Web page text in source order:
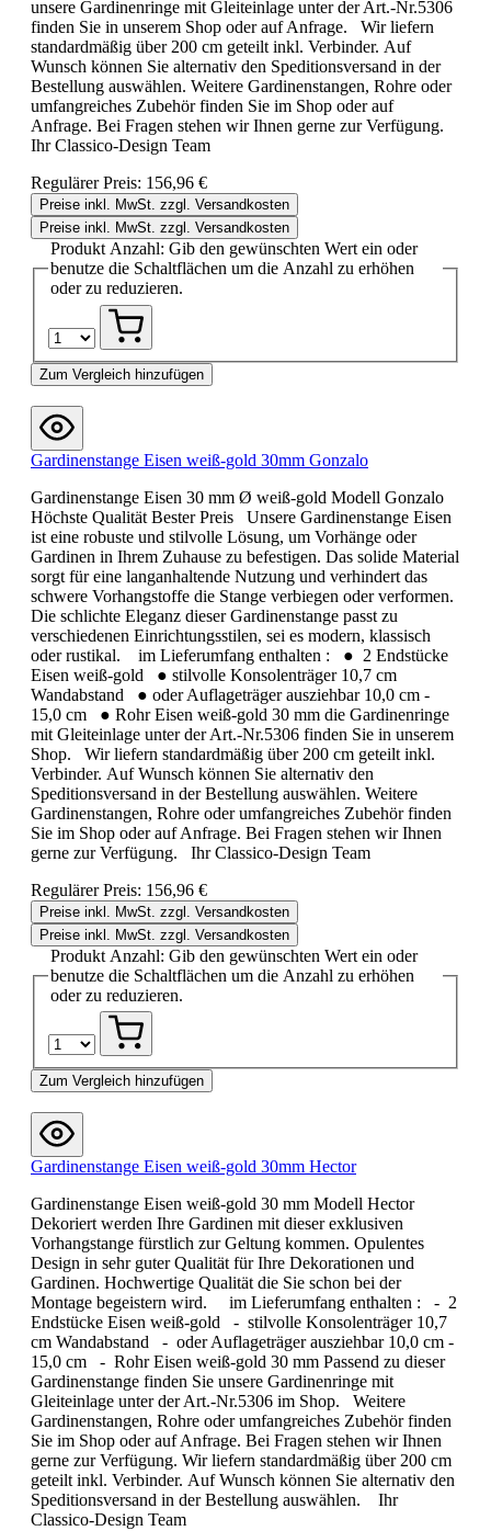
unsere Gardinenringe mit Gleiteinlage unter der Art.-Nr.5306
finden Sie in unserem Shop oder auf Anfrage. Wir liefern
standardmäßig über 200 cm geteilt inkl. Verbinder. Auf
Wunsch können Sie alternativ den Speditionsversand in der
Bestellung auswählen. Weitere Gardinenstangen, Rohre oder
umfangreiches Zubehör finden Sie im Shop oder auf
Anfrage. Bei Fragen stehen wir Ihnen gerne zur Verfügung.
Ihr Classico-Design Team
Regulärer Preis: 156,96 €
Preise inkl. MwSt. zzgl. Versandkosten
Preise inkl. MwSt. zzgl. Versandkosten
Produkt Anzahl: Gib den gewünschten Wert ein oder
benutze die Schaltflächen um die Anzahl zu erhöhen
oder zu reduzieren.
Zum Vergleich hinzufügen
Gardinenstange Eisen weiß-gold 30mm Gonzalo
Gardinenstange Eisen 30 mm Ø weiß-gold Modell Gonzalo
Höchste Qualität Bester Preis Unsere Gardinenstange Eisen
ist eine robuste und stilvolle Lösung, um Vorhänge oder
Gardinen in Ihrem Zuhause zu befestigen. Das solide Material
sorgt für eine langanhaltende Nutzung und verhindert das
schwere Vorhangstoffe die Stange verbiegen oder verformen.
Die schlichte Eleganz dieser Gardinenstange passt zu
verschiedenen Einrichtungsstilen, sei es modern, klassisch
oder rustikal. im Lieferumfang enthalten : ● 2 Endstücke
Eisen weiß-gold ● stilvolle Konsolenträger 10,7 cm
Wandabstand ● oder Auflageträger ausziehbar 10,0 cm -
15,0 cm ● Rohr Eisen weiß-gold 30 mm die Gardinenringe
mit Gleiteinlage unter der Art.-Nr.5306 finden Sie in unserem
Shop. Wir liefern standardmäßig über 200 cm geteilt inkl.
Verbinder. Auf Wunsch können Sie alternativ den
Speditionsversand in der Bestellung auswählen. Weitere
Gardinenstangen, Rohre oder umfangreiches Zubehör finden
Sie im Shop oder auf Anfrage. Bei Fragen stehen wir Ihnen
gerne zur Verfügung. Ihr Classico-Design Team
Regulärer Preis: 156,96 €
Preise inkl. MwSt. zzgl. Versandkosten
Preise inkl. MwSt. zzgl. Versandkosten
Produkt Anzahl: Gib den gewünschten Wert ein oder
benutze die Schaltflächen um die Anzahl zu erhöhen
oder zu reduzieren.
Zum Vergleich hinzufügen
Gardinenstange Eisen weiß-gold 30mm Hector
Gardinenstange Eisen weiß-gold 30 mm Modell Hector
Dekoriert werden Ihre Gardinen mit dieser exklusiven
Vorhangstange fürstlich zur Geltung kommen. Opulentes
Design in sehr guter Qualität für Ihre Dekorationen und
Gardinen. Hochwertige Qualität die Sie schon bei der
Montage begeistern wird. im Lieferumfang enthalten : - 2
Endstücke Eisen weiß-gold - stilvolle Konsolenträger 10,7
cm Wandabstand - oder Auflageträger ausziehbar 10,0 cm -
15,0 cm - Rohr Eisen weiß-gold 30 mm Passend zu dieser
Gardinenstange finden Sie unsere Gardinenringe mit
Gleiteinlage unter der Art.-Nr.5306 im Shop. Weitere
Gardinenstangen, Rohre oder umfangreiches Zubehör finden
Sie im Shop oder auf Anfrage. Bei Fragen stehen wir Ihnen
gerne zur Verfügung. Wir liefern standardmäßig über 200 cm
geteilt inkl. Verbinder. Auf Wunsch können Sie alternativ den
Speditionsversand in der Bestellung auswählen. Ihr
Classico-Design Team